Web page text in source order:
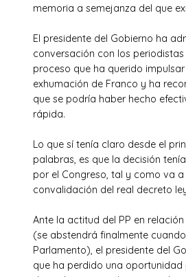
memoria a semejanza del que
El presidente del Gobierno ha
conversación con los
proceso que ha querido
exhumación de Franco y ha
que se podría haber hecho
rápida.
Lo que sí tenía claro desde el
palabras, es que la decisión
por el Congreso, tal y como va
convalidación del real decreto
Ante la actitud del PP en
(se abstendrá finalmente
Parlamento), el presidente del
que ha perdido una oportunidad